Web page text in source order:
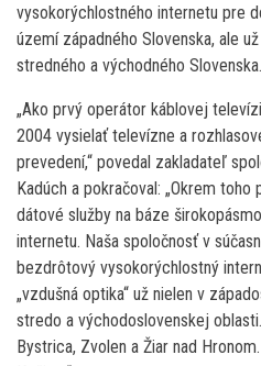
vysokorýchlostného internetu pre
území západného Slovenska, ale
stredného a východného Slovenska.
„Ako prvý operátor káblovej
2004 vysielať televízne a
prevedení,“ povedal zakladateľ
Kadúch a pokračoval: „Okrem
dátové služby na báze
internetu. Naša spoločnosť v
bezdrôtový vysokorýchlostný
„vzdušná optika“ už nielen v
stredo a východoslovenskej
Bystrica, Zvolen a Žiar nad